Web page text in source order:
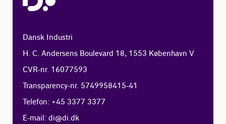
Dansk Industri
H. C. Andersens Boulevard 18, 1553 København V
CVR-nr. 16077593
Transparency-nr. 5749958415-41
Telefon: +45 3377 3377
E-mail:di@di.dk